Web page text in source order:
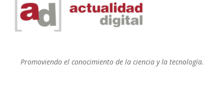
Promoviendo el conocimiento de la ciencia y la tecnología.